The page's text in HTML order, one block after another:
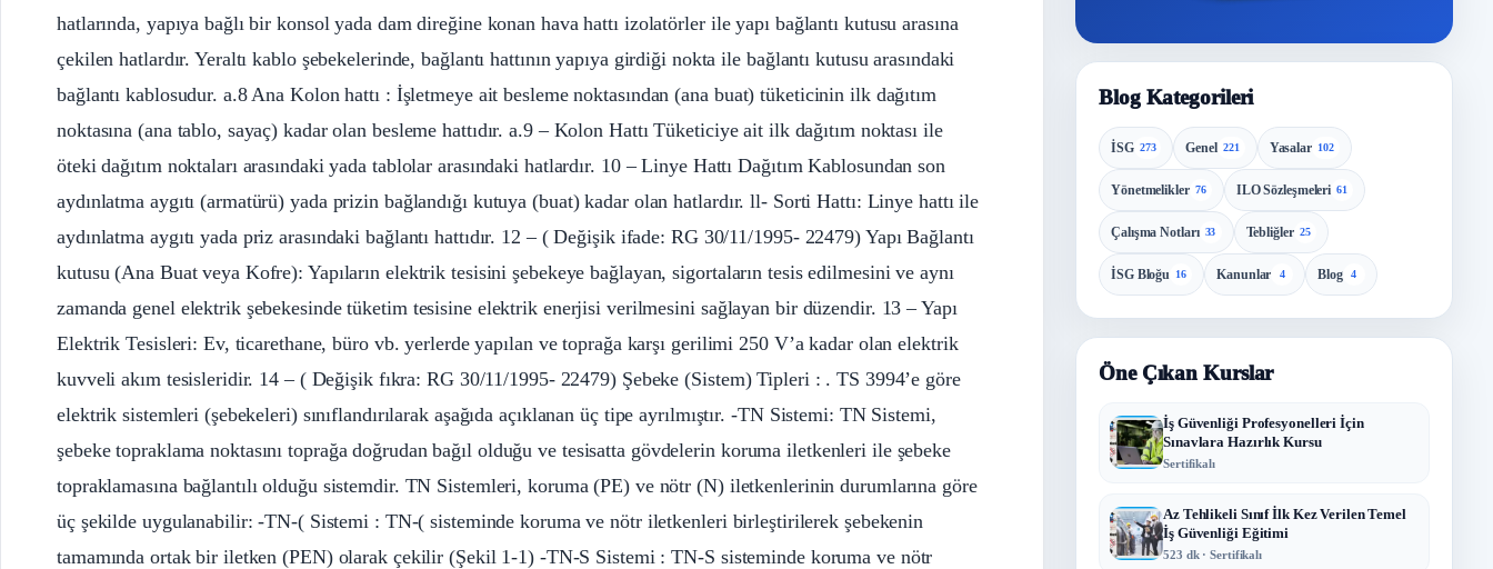
hatlarında, yapıya bağlı bir konsol yada dam direğine konan hava hattı izolatörler ile yapı bağlantı kutusu arasına
çekilen hatlardır. Yeraltı kablo şebekelerinde, bağlantı hattının yapıya girdiği nokta ile bağlantı kutusu arasındaki
bağlantı kablosudur. a.8 Ana Kolon hattı : İşletmeye ait besleme noktasından (ana buat) tüketicinin ilk dağıtım
noktasına (ana tablo, sayaç) kadar olan besleme hattıdır. a.9 – Kolon Hattı Tüketiciye ait ilk dağıtım noktası ile
öteki dağıtım noktaları arasındaki yada tablolar arasındaki hatlardır. 10 – Linye Hattı Dağıtım Kablosundan son
aydınlatma aygıtı (armatürü) yada prizin bağlandığı kutuya (buat) kadar olan hatlardır. ll- Sorti Hattı: Linye hattı ile
aydınlatma aygıtı yada priz arasındaki bağlantı hattıdır. 12 – ( Değişik ifade: RG 30/11/1995- 22479) Yapı Bağlantı
kutusu (Ana Buat veya Kofre): Yapıların elektrik tesisini şebekeye bağlayan, sigortaların tesis edilmesini ve aynı
zamanda genel elektrik şebekesinde tüketim tesisine elektrik enerjisi verilmesini sağlayan bir düzendir. 13 – Yapı
Elektrik Tesisleri: Ev, ticarethane, büro vb. yerlerde yapılan ve toprağa karşı gerilimi 250 V’a kadar olan elektrik
kuvveli akım tesisleridir. 14 – ( Değişik fıkra: RG 30/11/1995- 22479) Şebeke (Sistem) Tipleri : . TS 3994’e göre
elektrik sistemleri (şebekeleri) sınıflandırılarak aşağıda açıklanan üç tipe ayrılmıştır. -TN Sistemi: TN Sistemi,
şebeke topraklama noktasını toprağa doğrudan bağıl olduğu ve tesisatta gövdelerin koruma iletkenleri ile şebeke
topraklamasına bağlantılı olduğu sistemdir. TN Sistemleri, koruma (PE) ve nötr (N) iletkenlerinin durumlarına göre
üç şekilde uygulanabilir: -TN-( Sistemi : TN-( sisteminde koruma ve nötr iletkenleri birleştirilerek şebekenin
tamamında ortak bir iletken (PEN) olarak çekilir (Şekil 1-1) -TN-S Sistemi : TN-S sisteminde koruma ve nötr
Blog Kategorileri
İSG 273 Genel 221 Yasalar 102
Yönetmelikler 76 ILO Sözleşmeleri 61
Çalışma Notları 33 Tebliğler 25
İSG Bloğu 16 Kanunlar 4 Blog 4
Öne Çıkan Kurslar
İş Güvenliği Profesyonelleri İçin
Sınavlara Hazırlık Kursu
Sertifikalı
Az Tehlikeli Sınıf İlk Kez Verilen Temel
İş Güvenliği Eğitimi
523 dk · Sertifikalı